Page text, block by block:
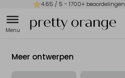
4.65 / 5 - 1700+ beoordelingen
Meer ontwerpen